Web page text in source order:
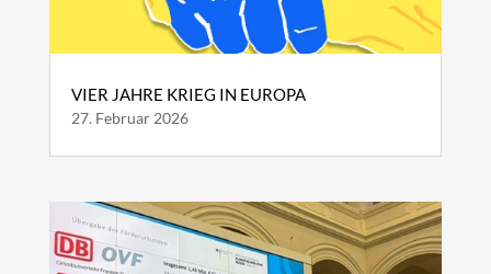
VIER JAHRE KRIEG IN EUROPA
27. Februar 2026